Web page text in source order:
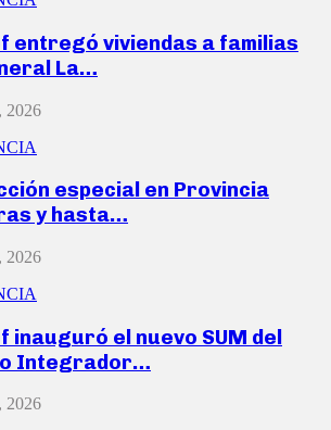
entregó viviendas a familias
La…
2026
especial en Provincia
y hasta…
2026
inauguró el nuevo SUM del
Integrador…
2026